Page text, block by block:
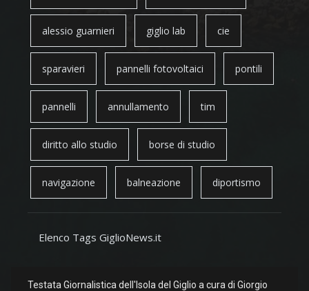
alessio guarnieri giglio lab cie
sparavieri pannelli fotovoltaici pontili
pannelli annullamento tim
diritto allo studio borse di studio
navigazione balneazione diportismo
Elenco Tags GiglioNews.it
Testata Giornalistica dell'Isola del Giglio a cura di Giorgio